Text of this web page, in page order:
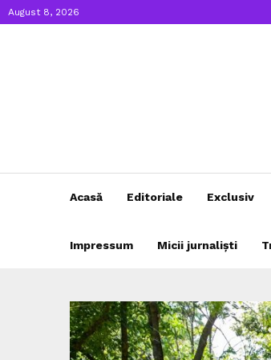
August 8, 2026
Acasă Editoriale Exclusiv
Impressum Micii jurnaliști